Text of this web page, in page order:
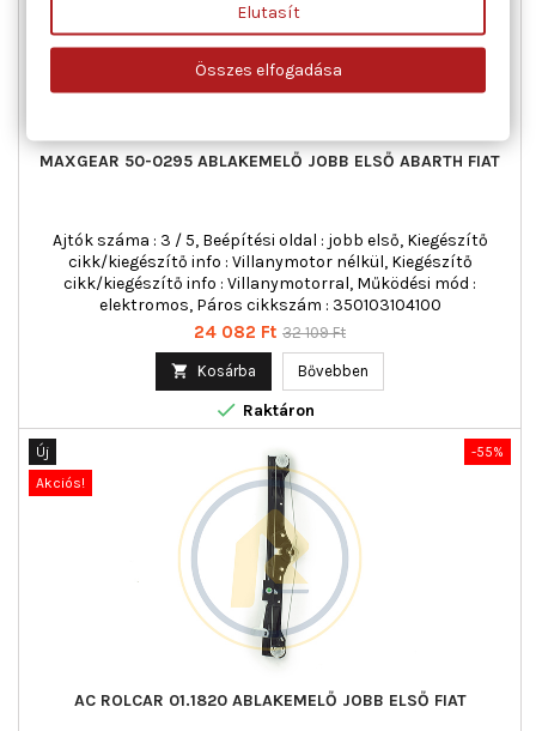
MAXGEAR 50-0295 ABLAKEMELŐ JOBB ELSŐ ABARTH FIAT
Ajtók száma : 3 / 5, Beépítési oldal : jobb első, Kiegészítő
cikk/kiegészítő info : Villanymotor nélkül, Kiegészítő
cikk/kiegészítő info : Villanymotorral, Működési mód :
elektromos, Páros cikkszám : 350103104100
Ár
24 082 Ft Normál
32 109 Ft
 Kosárba Bővebben
 Raktáron
-55%
Új
Akciós!
AC ROLCAR 01.1820 ABLAKEMELŐ JOBB ELSŐ FIAT
Elutasít
Összes elfogadása